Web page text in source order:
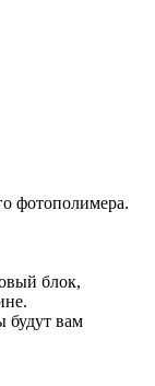
фотополимера.
блок,
будут вам